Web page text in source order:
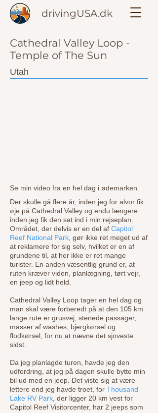
drivingUSA.dk
Cathedral Valley Loop -
Temple of The Sun
Utah
Se min video fra en hel dag i ødemarken.
Der skulle gå flere år, inden jeg for alvor fik
øje på Cathedral Valley og endu længere
inden jeg fik den sat ind i min rejseplan.
Området, der delvis er en del af Capitol
Reef National Park , gør ikke ret meget ud af
at reklamere for sig selv, hvilket er en af
grundene til, at her ikke er ret mange
turister. En anden væsentlig grund er, at
ruten kræver viden, planlægning, tørt vejr,
en jeep og lidt held.
Cathedral Valley Loop tager en hel dag og
man skal være forberedt på at den 105 km
lange rute er grusvej, stenede passager,
masser af washes, bjergkørsel og
flodkørsel, for nu at nævne det sjoveste
sidst.
Da jeg planlagde turen, havde jeg den
udfordring, at jeg på dagen skulle bytte min
bil ud med en jeep. Det viste sig at være
lettere end jeg havde troet, for Thousand
Lake RV Park , der ligger 20 km vest for
Capitol Reef Visitorcenter, har 2 jeeps som